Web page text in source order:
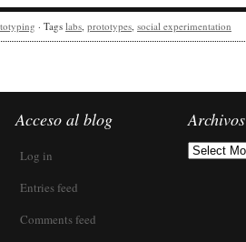
· Tags labs, prototypes, social experimentation
Acceso al blog
Log in
Entries feed
Comments feed
Archivos
Archivos